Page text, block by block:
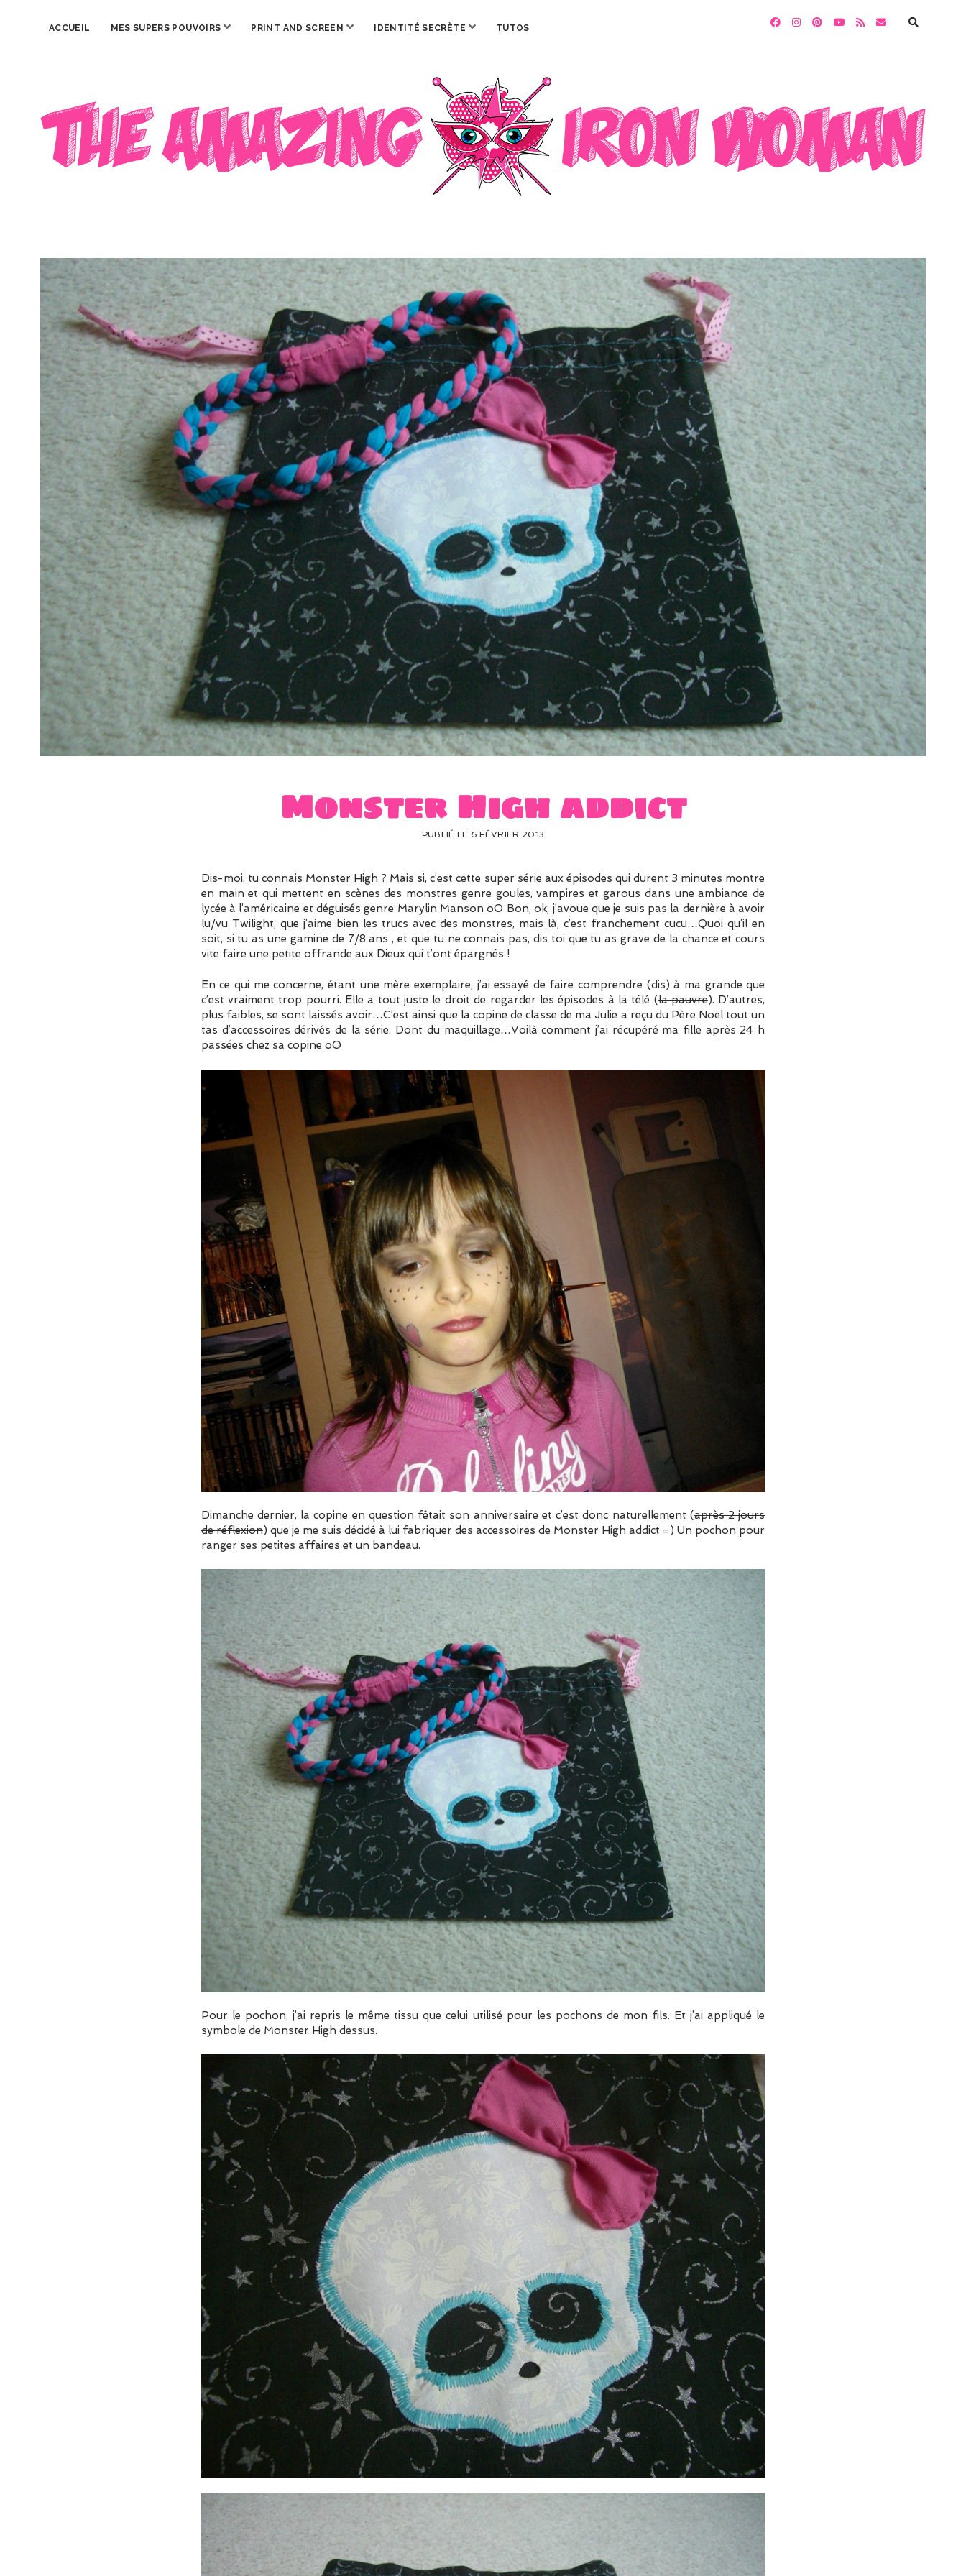
ACCUEIL MES SUPERS POUVOIRS ouvrirPRINT AND SCREEN ouvrir IDENTITÉ SECRÈTE ouvrir
TUTOS
facebookinstagram
pinterestyoutube
rss email
The
Amazing
Woman
Monster High addict
PUBLIÉ LE 6 FÉVRIER 2013
Dis-moi, tu connais Monster High ? Mais si, c’est cette super série aux épisodes qui durent 3 minutes montre
en main et qui mettent en scènes des monstres genre goules, vampires et garous dans une ambiance de
lycée à l’américaine et déguisés genre Marylin Manson oO Bon, ok, j’avoue que je suis pas la dernière à avoir
lu/vu Twilight, que j’aime bien les trucs avec des monstres, mais là, c’est franchement cucu…Quoi qu’il en
soit, si tu as une gamine de 7/8 ans , et que tu ne connais pas, dis toi que tu as grave de la chance et cours
vite faire une petite offrande aux Dieux qui t’ont épargnés !
En ce qui me concerne, étant une mère exemplaire, j’ai essayé de faire comprendre (dis) à ma grande que
c’est vraiment trop pourri. Elle a tout juste le droit de regarder les épisodes à la télé (la pauvre). D’autres,
plus faibles, se sont laissés avoir…C’est ainsi que la copine de classe de ma Julie a reçu du Père Noël tout un
tas d’accessoires dérivés de la série. Dont du maquillage…Voilà comment j’ai récupéré ma fille après 24 h
passées chez sa copine oO
Dimanche dernier, la copine en question fêtait son anniversaire et c’est donc naturellement (après 2 jours
de réflexion) que je me suis décidé à lui fabriquer des accessoires de Monster High addict =) Un pochon pour
ranger ses petites affaires et un bandeau.
Pour le pochon, j’ai repris le même tissu que celui utilisé pour les pochons de mon fils. Et j’ai appliqué le
symbole de Monster High dessus.